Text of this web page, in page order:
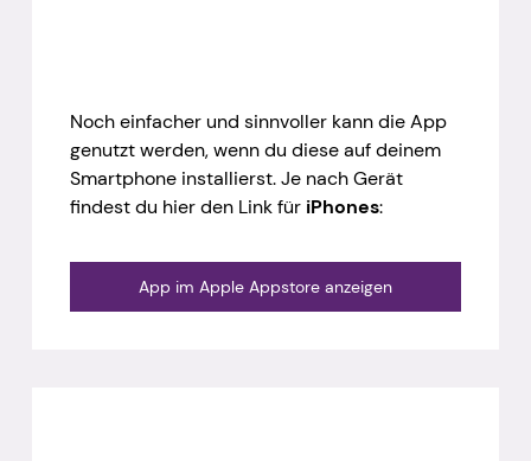
Noch einfacher und sinnvoller kann die App
genutzt werden, wenn du diese auf deinem
Smartphone installierst. Je nach Gerät
findest du hier den Link für iPhones:
App im Apple Appstore anzeigen